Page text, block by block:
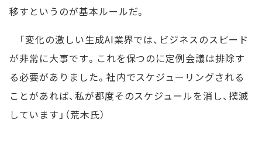
移すというのが基本ルールだ。
「変化の激しい生成AI業界では、ビジネスのスピード
が非常に大事です。これを保つのに定例会議は排除す
る必要がありました。社内でスケジューリングされる
ことがあれば、私が都度そのスケジュールを消し、撲滅
しています」（荒木氏）